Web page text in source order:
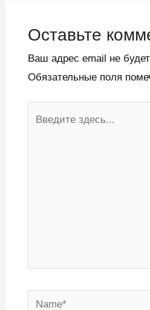
Оставьте
Ваш адрес email не
Обязательные поля
Name*